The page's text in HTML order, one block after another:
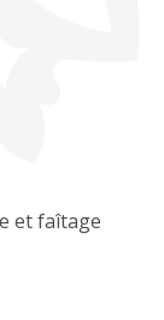
et faîtage